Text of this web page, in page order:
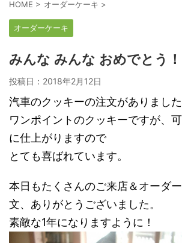
HOME > オーダーケーキ >
オーダーケーキ
みんな みんな おめでとう！
投稿日： 2018年2月12日
汽車のクッキーの注文がありました
ワンポイントのクッキーですが、
に仕上がりますので
とても喜ばれています。
本日もたくさんのご来店＆オーダ
文、ありがとうございました。
素敵な1年になりますように！